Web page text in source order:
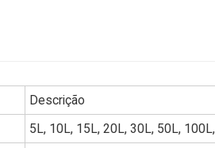
Descrição
5L, 10L, 15L, 20L, 30L, 50L,